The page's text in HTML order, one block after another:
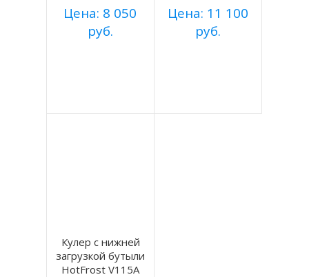
Цена: 8 050
руб.
Цена: 11 100
руб.
Кулер с нижней
загрузкой бутыли
HotFrost V115A